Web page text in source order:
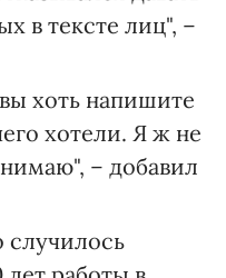
в тексте лиц", –
хоть напишите
хотели. Я ж не
– добавил
случилось